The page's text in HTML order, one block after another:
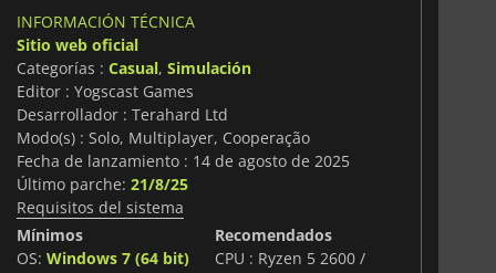
acogedor para ti y tus amigos esponjosos. Juega solo
cooperativo en línea para un caos compartido, con
permiten flexibilidad estratégica.
yHouse Flipper, los visuales coloridos en 3D y la banda
encantadora e inmersiva. Los niveles aleatorios
mantienen las partidas frescas, mientras
garantiza pura diversión. Aunque aún en
errores ocasionales,Monster Mop Up
para fans de los simuladores casuales y las
la satisfacción de limpiar con la alegría de
INFORMACIÓN TÉCNICA
Sitio web oficial
Categorías : Casual, Simulación
Editor : Yogscast Games
Desarrollador : Terahard Ltd
Modo(s) : Solo, Multiplayer, Cooperação
Fecha de lanzamiento : 14 de agosto de 2025
Último parche: 21/8/25
Requisitos del sistema
Mínimos
OS: Windows 7 (64 bit)
Recomendados
CPU : Ryzen 5 2600 /